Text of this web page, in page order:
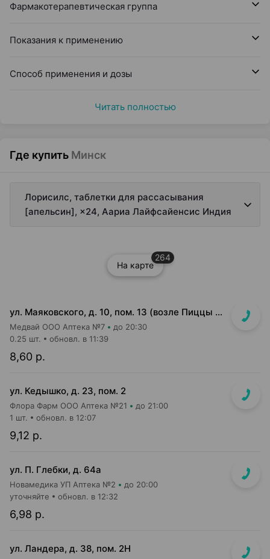
Фармакотерапевтическая группа
Показания к применению
Способ применения и дозы
Читать полностью
Где купить Минск
Лорисилс, таблетки для рассасывания
[апельсин], ×24, Аариа Лайфсайенсис Индия
На карте
264
ул. Маяковского, д. 10, пом. 13 (возле Пиццы Мании)
Медвай ООО Аптека №7 до 20:30
8,60 р.
0.25 шт. обновл. в 11:39
ул. Кедышко, д. 23, пом. 2
Флора Фарм ООО Аптека №21 до 21:00
9,12 р.
1 шт. обновл. в 12:07
ул. П. Глебки, д. 64а
Новамедика УП Аптека №2 до 20:00
6,98 р.
уточняйте обновл. в 12:32
ул. Ландера, д. 38, пом. 2Н